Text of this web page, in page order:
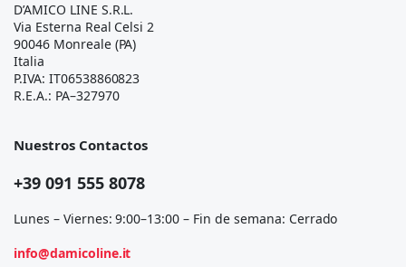
D’AMICO LINE S.R.L.
Via Esterna Real Celsi 2
90046 Monreale (PA)
Italia
P.IVA: IT06538860823
R.E.A.: PA–327970
Nuestros Contactos
+39 091 555 8078
Lunes – Viernes: 9:00–13:00 – Fin de semana: Cerrado
info@damicoline.it